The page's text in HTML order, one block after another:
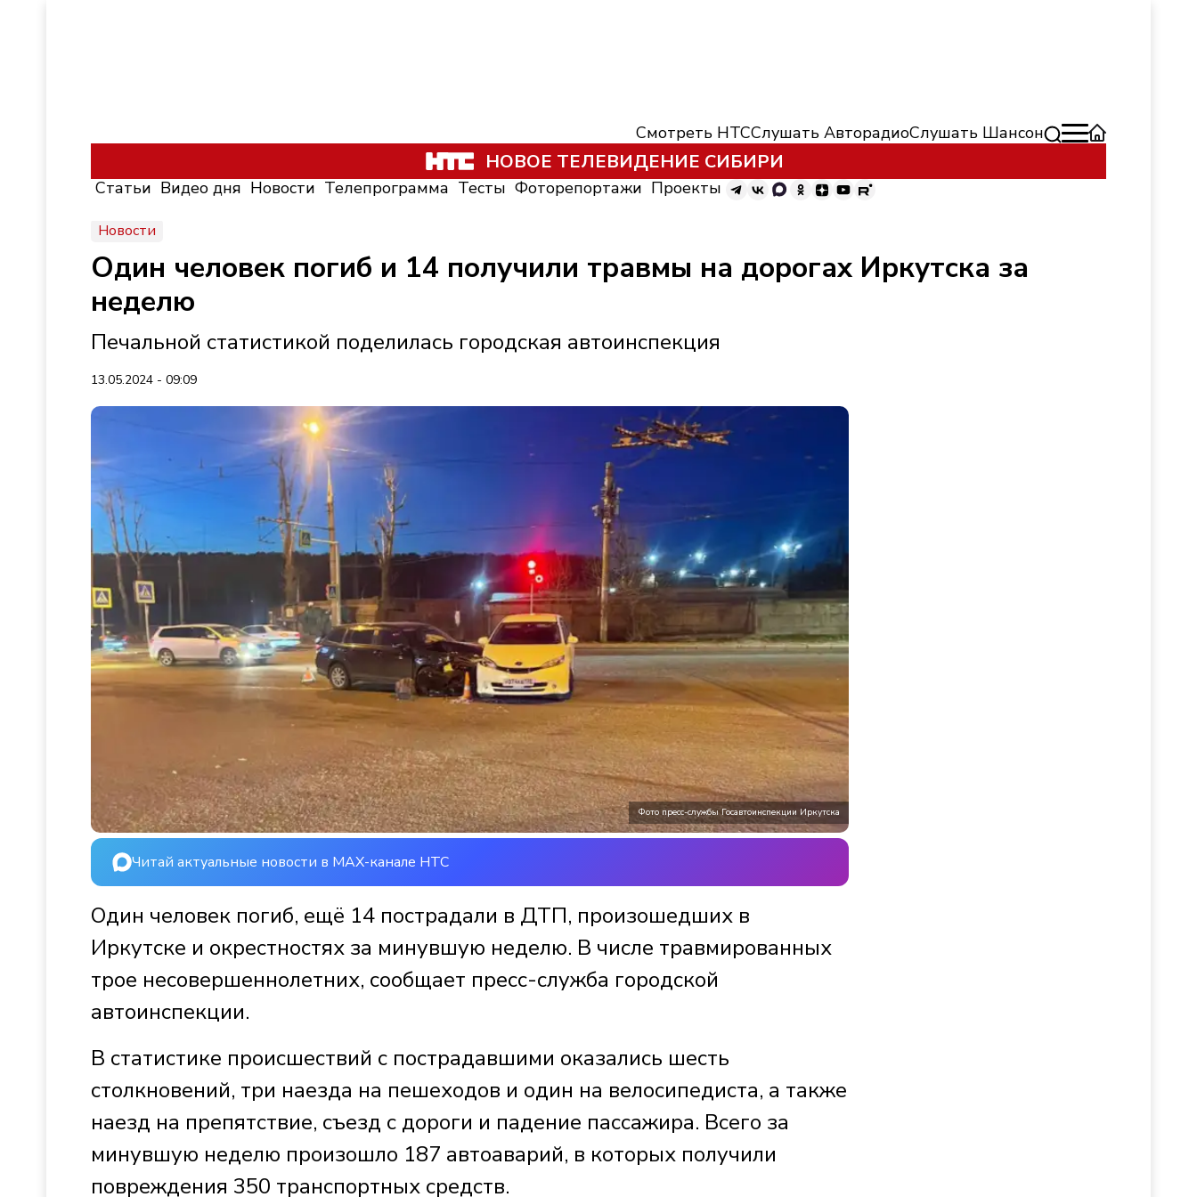
Смотреть НТССлушать АвторадиоСлушать Шансон
НОВОЕ ТЕЛЕВИДЕНИЕ СИБИРИ
Статьи Видео дня Новости Телепрограмма Тесты Фоторепортажи Проекты
Новости
Один человек погиб и 14 получили травмы на дорогах Иркутска за
неделю
Печальной статистикой поделилась городская автоинспекция
13.05.2024 - 09:09
Фото пресс-службы Госавтоинспекции Иркутска
Читай актуальные новости в MAX-канале НТС
Один человек погиб, ещё 14 пострадали в ДТП, произошедших в
Иркутске и окрестностях за минувшую неделю. В числе травмированных
трое несовершеннолетних, сообщает пресс-служба городской
автоинспекции.
В статистике происшествий с пострадавшими оказались шесть
столкновений, три наезда на пешеходов и один на велосипедиста, а также
наезд на препятствие, съезд с дороги и падение пассажира. Всего за
минувшую неделю произошло 187 автоаварий, в которых получили
повреждения 350 транспортных средств.